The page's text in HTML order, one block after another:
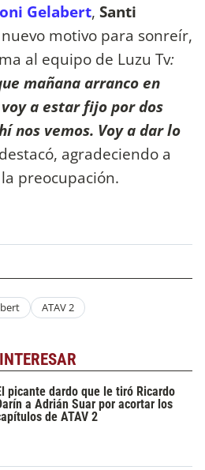
Gelabert, Santi
motivo para sonreír,
al equipo de Luzu Tv:
mañana arranco en
a estar fijo por dos
nos vemos. Voy a dar lo
agradeciendo a
preocupación.
ATAV 2
picante dardo que le tiró Ricardo
a Adrián Suar por acortar los
de ATAV 2